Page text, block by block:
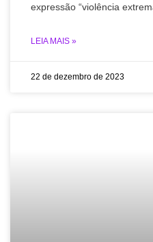
expressão “violência
LEIA MAIS »
22 de dezembro de 2023